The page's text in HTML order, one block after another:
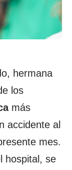
hermana
los
más
accidente al
mes.
hospital, se